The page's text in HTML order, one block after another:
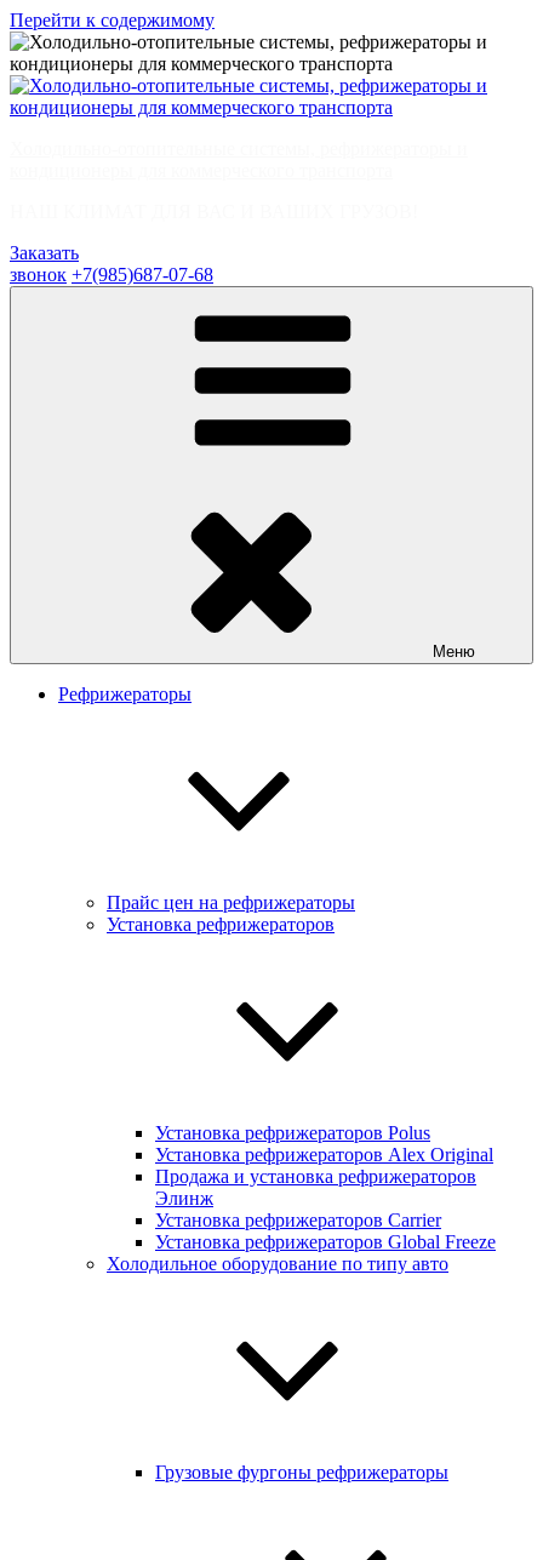
Перейти к содержимому
Заказать
звонок +7(985)687-07-68
Меню
Рефрижераторы
Прайс цен на рефрижераторы
Установка рефрижераторов
Установка рефрижераторов Polus
Установка рефрижераторов Alex Original
Продажа и установка рефрижераторов
Элинж
Установка рефрижераторов Carrier
Установка рефрижераторов Global Freeze
Холодильное оборудование по типу авто
Грузовые фургоны рефрижераторы